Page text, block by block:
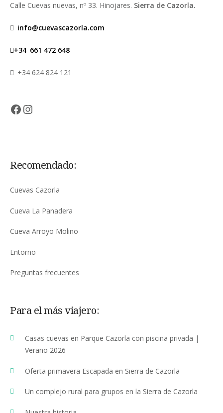
Calle Cuevas nuevas, nº 33. Hinojares. Sierra de Cazorla.
info@cuevascazorla.com
+34 661 472 648
+34 624 824 121
Facebook
Instagram
Recomendado:
Cuevas Cazorla
Cueva La Panadera
Cueva Arroyo Molino
Entorno
Preguntas frecuentes
Para el más viajero:
Casas cuevas en Parque Cazorla con piscina privada |
Verano 2026
Oferta primavera Escapada en Sierra de Cazorla
Un complejo rural para grupos en la Sierra de Cazorla